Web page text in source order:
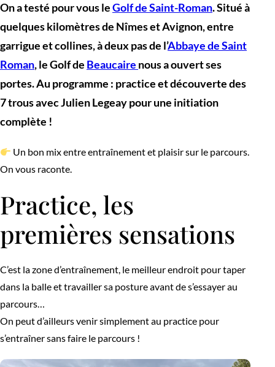
On a testé pour vous leGolf de Saint-Roman. Situé à
quelques kilomètres de Nîmes et Avignon, entre
garrigue et collines, à deux pas de l’Abbaye de Saint
Roman, le Golf de Beaucaire nous a ouvert ses
portes. Au programme : practice et découverte des
7 trous avec Julien Legeay pour une initiation
complète !
Un bon mix entre entraînement et plaisir sur le parcours.
On vous raconte.
Practice, les
premières sensations
C’est la zone d’entraînement, le meilleur endroit pour taper
dans la balle et travailler sa posture avant de s’essayer au
parcours…
On peut d’ailleurs venir simplement au practice pour
s’entraîner sans faire le parcours !